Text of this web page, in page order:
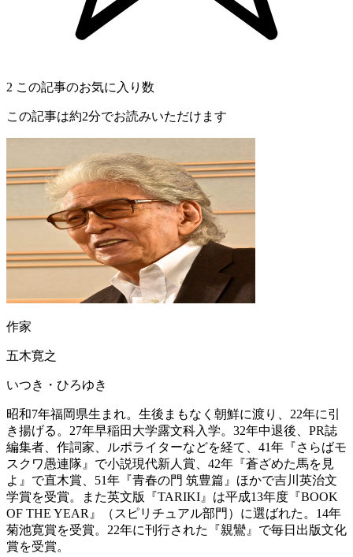
2 この記事のお気に入り数
この記事は約2分でお読みいただけます
作家
五木寛之
いつき・ひろゆき
昭和7年福岡県生まれ。生後まもなく朝鮮に渡り、22年に引
き揚げる。27年早稲田大学露文科入学。32年中退後、PR誌
編集者、作詞家、ルポライターなどを経て、41年『さらばモ
スクワ愚連隊』で小説現代新人賞、42年『蒼ざめた馬を見
よ』で直木賞、51年『青春の門 筑豊篇』ほかで吉川英治文
学賞を受賞。また英文版『TARIKI』は平成13年度『BOOK
OF THE YEAR』（スピリチュアル部門）に選ばれた。14年
菊池寛賞を受賞。22年に刊行された『親鸞』で毎日出版文化
賞を受賞。